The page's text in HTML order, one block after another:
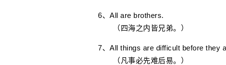
6、All are brothers.
（四海之内皆兄弟。）
7、All things are difficult before they
（凡事必先难后易。）